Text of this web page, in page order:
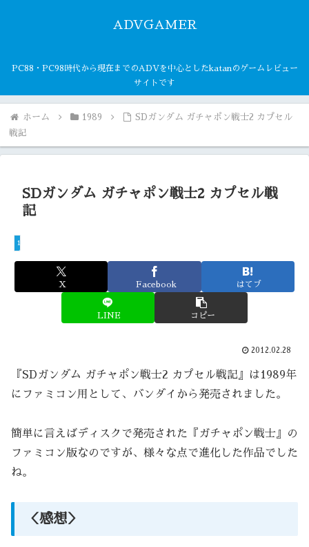
ADVGAMER
PC88・PC98時代から現在までのADVを中心としたkatanのゲームレビュー
サイトです
ホーム 1989
SDガンダム ガチャポン戦士2 カプセル
戦記
SDガンダム ガチャポン戦士2 カプセル戦
記
1989
X Facebook はてブ
LINE コピー
2012.02.28
『SDガンダム ガチャポン戦士2 カプセル戦記』は1989年
にファミコン用として、バンダイから発売されました。
簡単に言えばディスクで発売された『ガチャポン戦士』の
ファミコン版なのですが、様々な点で進化した作品でした
ね。
＜感想＞